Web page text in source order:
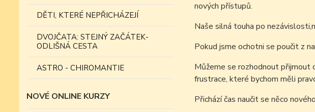
DĚTI, KTERÉ NEPŘICHÁZEJÍ
DVOJČATA: STEJNÝ ZAČÁTEK-
ODLIŠNÁ CESTA
ASTRO - CHIROMANTIE
NOVÉ ONLINE KURZY
nových přístupů.
Naše silná touha po
Pokud jsme ochotni se poučit z
Můžeme se rozhodnout přijmout
frustrace, které bychom měli
Přichází čas naučit se něco